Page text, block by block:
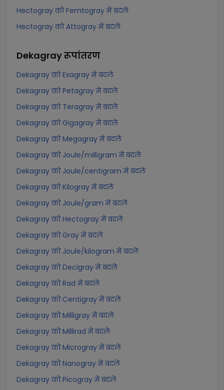
Hectogray को Femtogray में बदलें
Hectogray को Attogray में बदलें
Dekagrayरूपांतरण
Dekagray को Exagray में बदलें
Dekagray को Petagray में बदलें
Dekagray को Teragray में बदलें
Dekagray को Gigagray में बदलें
Dekagray को Megagray में बदलें
Dekagray को Joule/milligram में बदलें
Dekagray को Joule/centigram में बदलें
Dekagray को Kilogray में बदलें
Dekagray को Joule/gram में बदलें
Dekagray को Hectogray में बदलें
Dekagray को Gray में बदलें
Dekagray को Joule/kilogram में बदलें
Dekagray को Decigray में बदलें
Dekagray को Rad में बदलें
Dekagray को Centigray में बदलें
Dekagray को Milligray में बदलें
Dekagray को Millirad में बदलें
Dekagray को Microgray में बदलें
Dekagray को Nanogray में बदलें
Dekagray को Picogray में बदलें